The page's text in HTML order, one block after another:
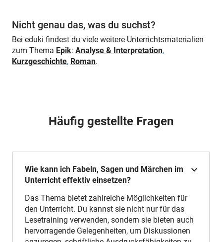
Nicht genau das, was du suchst?
Bei eduki findest du viele weitere Unterrichtsmaterialien
zum Thema Epik: Analyse & Interpretation,
Kurzgeschichte, Roman.
Häufig gestellte Fragen
Wie kann ich Fabeln, Sagen und Märchen im
Unterricht effektiv einsetzen?
Das Thema bietet zahlreiche Möglichkeiten für
den Unterricht. Du kannst sie nicht nur für das
Lesetraining verwenden, sondern sie bieten auch
hervorragende Gelegenheiten, um Diskussionen